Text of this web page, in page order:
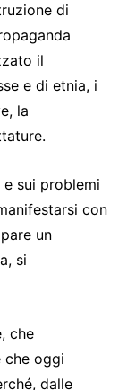
di
il
e di etnia, i
la
sui problemi
con
un
si
che
che oggi
dalle